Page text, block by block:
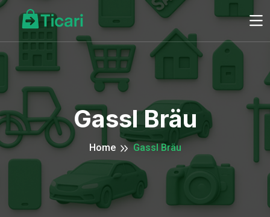
Gassl Bräu
Home Gassl Bräu